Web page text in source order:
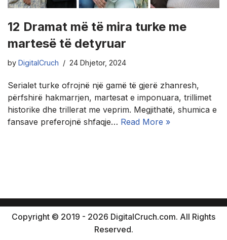
12 Dramat më të mira turke me
martesë të detyruar
by DigitalCruch 24 Dhjetor, 2024
Serialet turke ofrojnë një gamë të gjerë zhanresh,
përfshirë hakmarrjen, martesat e imponuara, trillimet
historike dhe trillerat me veprim. Megjithatë, shumica e
fansave preferojnë shfaqje… Read More »
Copyright © 2019 - 2026 DigitalCruch.com. All Rights
Reserved.